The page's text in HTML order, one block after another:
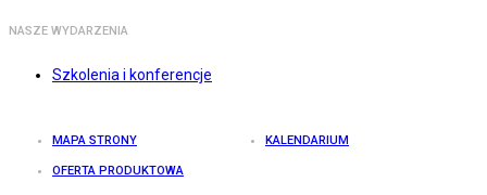
NASZE WYDARZENIA
Szkolenia i konferencje
MAPA STRONY KALENDARIUM
OFERTA PRODUKTOWA